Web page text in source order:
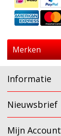
Merken
Informatie
Nieuwsbrief
Mijn Account